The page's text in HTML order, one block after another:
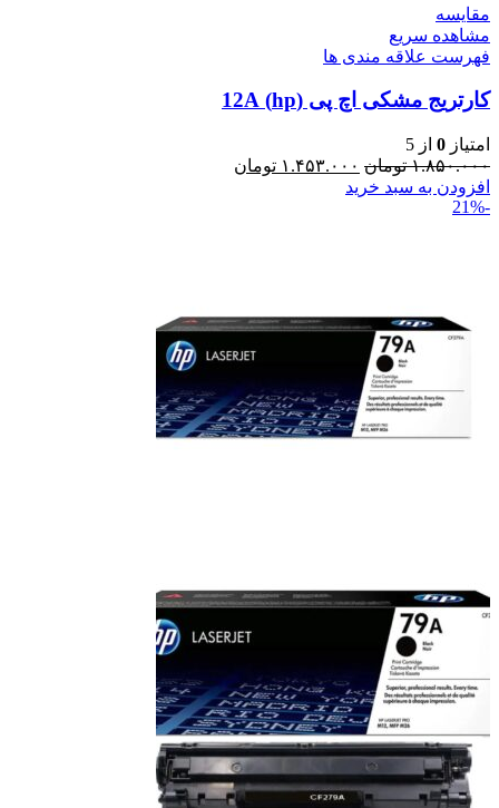
مقایسه
مشاهده سریع
فهرست علاقه مندی ها
کارتریج مشکی اچ پی (hp) 12A
امتیاز 0 از 5
۱.۸۵۰.۰۰۰ تومان ۱.۴۵۳.۰۰۰ تومان
افزودن به سبد خرید
-21%